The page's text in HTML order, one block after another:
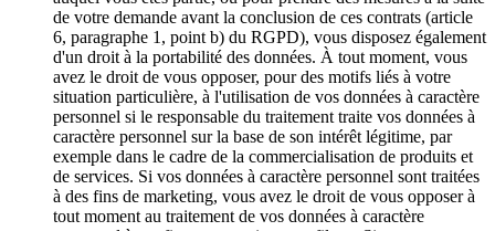
de votre demande avant la conclusion de ces contrats (article
6, paragraphe 1, point b) du RGPD), vous disposez également
d'un droit à la portabilité des données. À tout moment, vous
avez le droit de vous opposer, pour des motifs liés à votre
situation particulière, à l'utilisation de vos données à caractère
personnel si le responsable du traitement traite vos données à
caractère personnel sur la base de son intérêt légitime, par
exemple dans le cadre de la commercialisation de produits et
de services. Si vos données à caractère personnel sont traitées
à des fins de marketing, vous avez le droit de vous opposer à
tout moment au traitement de vos données à caractère